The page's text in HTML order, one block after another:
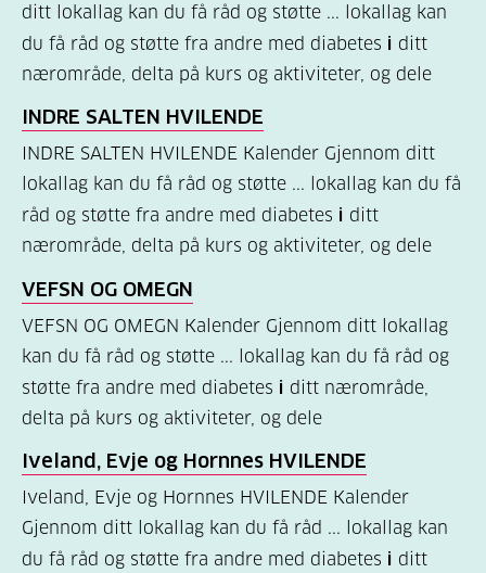
(690)
(302)
Tilbud
til
deg
For
helsepersonell
(157)
Felles
innhold
(59)
ditt lokallag kan du få råd og støtte ... lokallag kan
du få råd og støtte fra andre med diabetes i ditt
nærområde, delta på kurs og aktiviteter, og dele
INDRE SALTEN HVILENDE
INDRE SALTEN HVILENDE Kalender Gjennom ditt
lokallag kan du få råd og støtte ... lokallag kan du få
råd og støtte fra andre med diabetes i ditt
nærområde, delta på kurs og aktiviteter, og dele
VEFSN OG OMEGN
VEFSN OG OMEGN Kalender Gjennom ditt lokallag
kan du få råd og støtte ... lokallag kan du få råd og
støtte fra andre med diabetes i ditt nærområde,
delta på kurs og aktiviteter, og dele
Iveland, Evje og Hornnes HVILENDE
Iveland, Evje og Hornnes HVILENDE Kalender
Gjennom ditt lokallag kan du få råd ... lokallag kan
du få råd og støtte fra andre med diabetes i ditt